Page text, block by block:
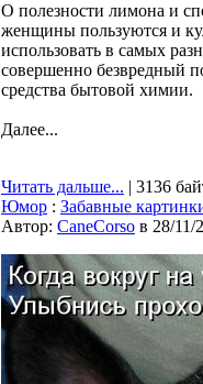
О полезности лимона и
женщины пользуются и
использовать в самых
совершенно безвредный
средства бытовой химии.
Далее...
Читать дальше... | 3136
Юмор : Забавные
Автор: CaneCorso в 28/11/